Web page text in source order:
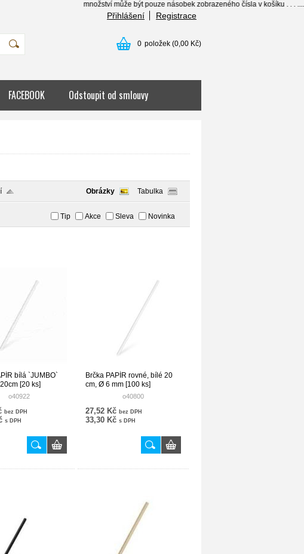
množství může být pouze násobek zobrazeného čísla v košíku . . . ..........
Přihlášení Registrace
0 položek (0,00 Kč)
FACEBOOK Odstoupit od smlouvy
Obrázky Tabulka
Tip Akce Sleva Novinka
bílá `JUMBO`
[20 ks]
o40922
bez DPH
s DPH
Brčka PAPÍR rovné, bílé 20
cm, Ø 6 mm [100 ks]
o40800
27,52 Kč bez DPH
33,30 Kč s DPH